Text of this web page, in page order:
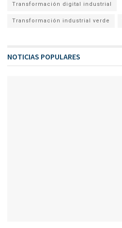
Transformación digital industrial
Transformación industrial verde
NOTICIAS POPULARES